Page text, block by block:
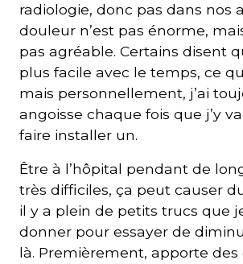
radiologie, donc pas dans nos
douleur n’est pas énorme,
pas agréable. Certains disent
plus facile avec le temps, ce
mais personnellement, j’ai
angoisse chaque fois que j’y
faire installer un.
Être à l’hôpital pendant de
très difficiles, ça peut causer
il y a plein de petits trucs que
donner pour essayer de
là. Premièrement, apporte des